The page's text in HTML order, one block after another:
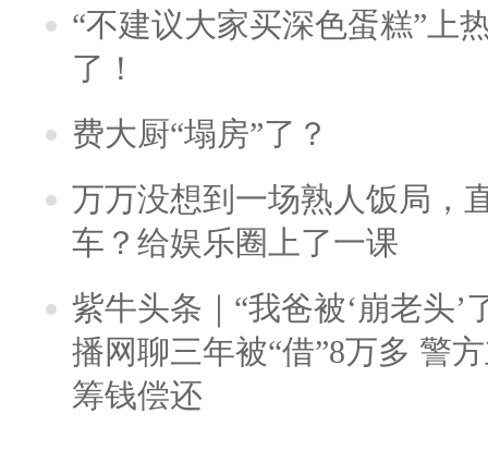
“不建议大家买深色蛋糕”上
了！
费大厨“塌房”了？
万万没想到一场熟人饭局，
车？给娱乐圈上了一课
紫牛头条｜“我爸被‘崩老头’
播网聊三年被“借”8万多 警
筹钱偿还